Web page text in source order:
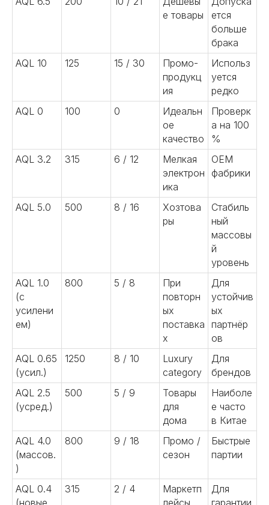
е товары
ется
больше
брака
AQL 10
125 15 / 30
Промо-
продукц
ия
Использ
уется
редко
AQL 0
100 0
Идеальн
ое
качество
Проверк
а на 100
%
AQL 3.2
315 6 / 12
Мелкая
электрон
ика
OEM
фабрики
AQL 5.0 500 8 / 16
Хозтова
ры
Стабиль
ный
массовы
й
уровень
AQL 1.0
(с
усилени
ем)
800 5 / 8
При
повторн
ых
поставка
х
Для
устойчив
ых
партнёр
ов
AQL 0.65
(усил.)
1250 8 / 10
Luxury
category
Для
брендов
AQL 2.5
(усред.)
500 5 / 9
Товары
для
дома
Наиболе
е часто
в Китае
AQL 4.0
(массов.
)
800 9 / 18
Промо /
сезон
Быстрые
партии
AQL 0.4
(новые
315 2 / 4
Маркетп
лейсы
Для
гарантии